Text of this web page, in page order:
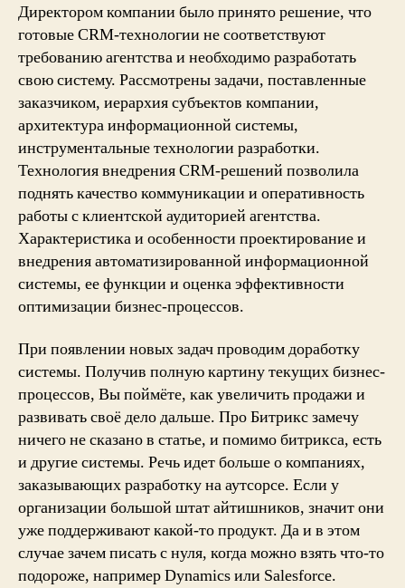
Директором компании было принято решение, что
готовые CRM-технологии не соответствуют
требованию агентства и необходимо разработать
свою систему. Рассмотрены задачи, поставленные
заказчиком, иерархия субъектов компании,
архитектура информационной системы,
инструментальные технологии разработки.
Технология внедрения CRM-решений позволила
поднять качество коммуникации и оперативность
работы с клиентской аудиторией агентства.
Характеристика и особенности проектирование и
внедрения автоматизированной информационной
системы, ее функции и оценка эффективности
оптимизации бизнес-процессов.
При появлении новых задач проводим доработку
системы. Получив полную картину текущих бизнес-
процессов, Вы поймёте, как увеличить продажи и
развивать своё дело дальше. Про Битрикс замечу
ничего не сказано в статье, и помимо битрикса, есть
и другие системы. Речь идет больше о компаниях,
заказывающих разработку на аутсорсе. Если у
организации большой штат айтишников, значит они
уже поддерживают какой-то продукт. Да и в этом
случае зачем писать с нуля, когда можно взять что-то
подороже, например Dynamics или Salesforce.